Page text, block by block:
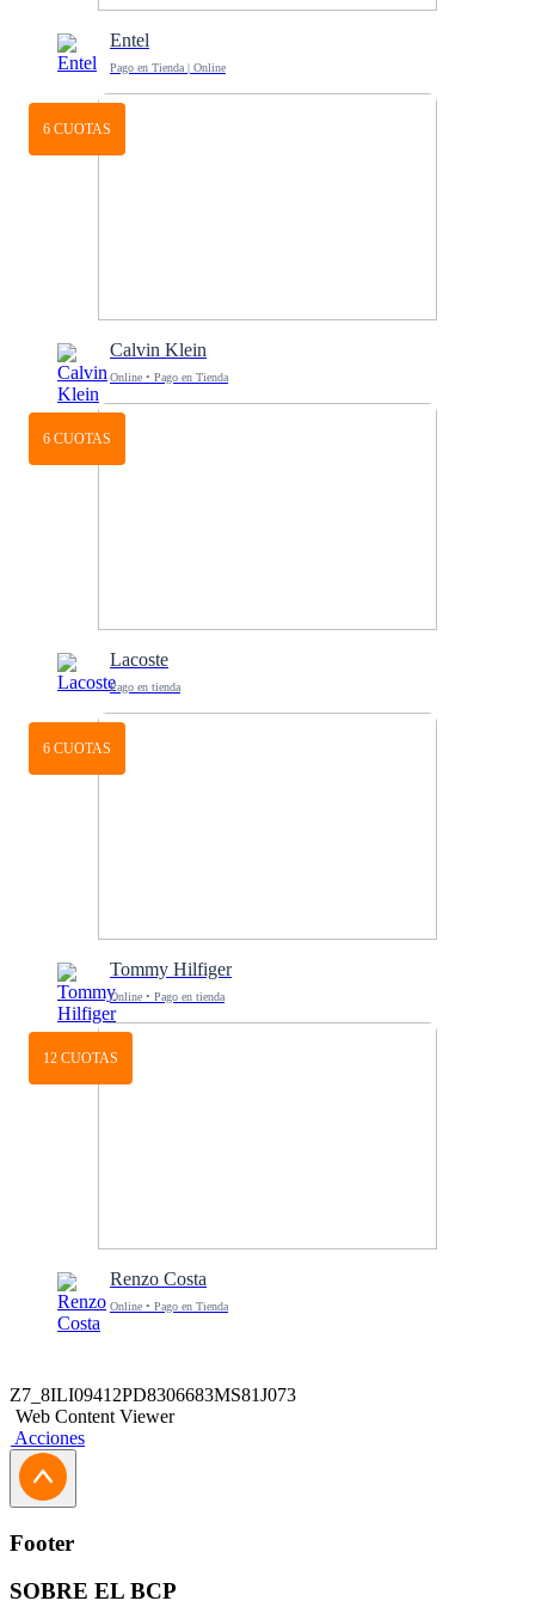
Entel
Pago en Tienda | Online
6 CUOTAS
Calvin Klein
Online • Pago en Tienda
6 CUOTAS
Lacoste
Pago en tienda
6 CUOTAS
Tommy Hilfiger
Online • Pago en tienda
12 CUOTAS
Renzo Costa
Online • Pago en Tienda
Z7_8ILI09412PD8306683MS81J073
Web Content Viewer
Acciones
Footer
SOBRE EL BCP